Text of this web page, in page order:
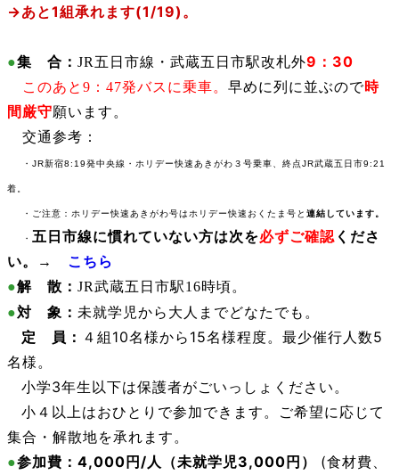
→あと1組承れます(1/19)。
●集 合： JR五日市線・武蔵五日市駅改札外9：30
このあと9：47発バスに乗車。 早めに列に並ぶので時
間厳守願います。
交通参考：
・JR新宿8:19発中央線・ホリデー快速あきがわ３号乗車、 終点JR武蔵五日市9:21
着。
・ご注意：ホリデー快速あきがわ号はホリデー快速おくたま号と 連結しています。
・ 五日市線に慣れていない方は次を必ずご確認 くださ
い。→ こちら
●解 散： JR武蔵五日市駅16時頃。
●対 象 ： 未就学児から大人までどなたでも。
定 員： ４組10名様から15名様程度。最少催行人数5
名様。
小学3年生以下は保護者がごいっしょください。
小４以上はおひとりで参加できます。ご希望に応じて
集合・解散地を承れます。
●参加費 ： 4,000円/人（未就学児3,000円） (食材費、